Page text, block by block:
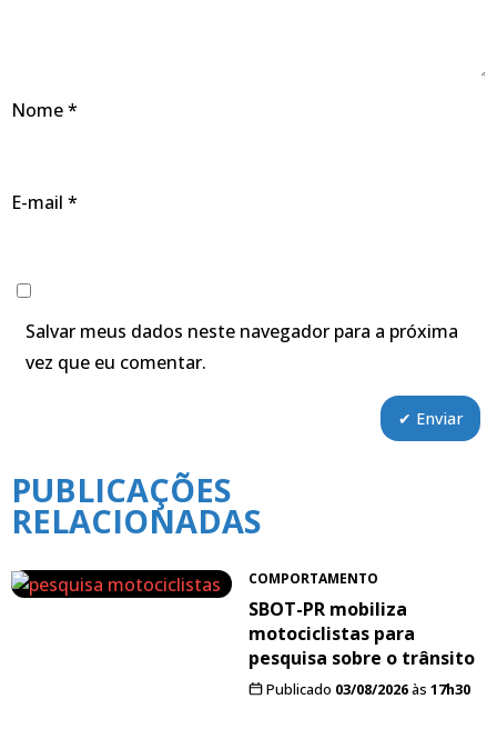
Nome*
E-mail *
Salvar meus dados neste navegador para a próxima
vez que eu comentar.
PUBLICAÇÕES
RELACIONADAS
COMPORTAMENTO
SBOT-PR mobiliza
motociclistas para
pesquisa sobre o trânsito
Publicado 03/08/2026às 17h30